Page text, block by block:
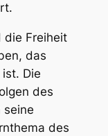
die Freiheit
das
Die
des
seine
des